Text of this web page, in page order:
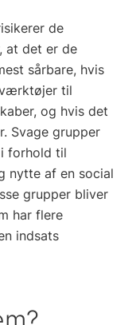
de
at det er de
sårbare, hvis
til
og hvis det
Svage grupper
forhold til
nytte af en social
grupper bliver
har flere
indsats